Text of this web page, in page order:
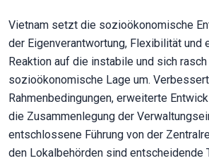
Vietnam setzt die sozioökonomische
der Eigenverantwortung, Flexibilität und
Reaktion auf die instabile und sich
sozioökonomische Lage um.
Rahmenbedingungen, erweiterte
die Zusammenlegung der
entschlossene Führung von der
den Lokalbehörden sind entscheidende